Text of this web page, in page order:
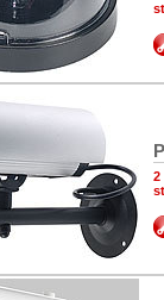
2